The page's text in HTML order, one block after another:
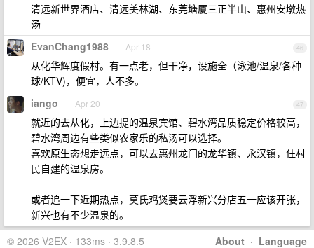
清远新世界酒店、清远美林湖、东莞塘厦三正半山、惠州安墩热
汤
46
EvanChang1988 Apr 18
从化华辉度假村。有一点老，但干净，设施全（泳池/温泉/各种
球/KTV)，便宜，人不多。
47
iango Apr 20
就近的去从化，上边提的温泉宾馆、碧水湾品质稳定价格较高，
碧水湾周边有些类似农家乐的私汤可以选择。
喜欢原生态想走远点，可以去惠州龙门的龙华镇、永汉镇，住村
民自建的温泉房。
或者追一下近期热点，莫氏鸡煲要云浮新兴分店五一应该开张，
新兴也有不少温泉的。
About · Language
© 2026 V2EX · 133ms · 3.9.8.5